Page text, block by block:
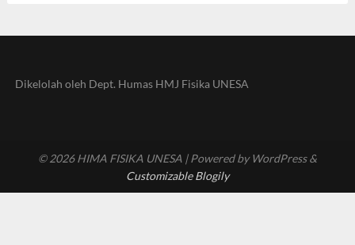
Dikelolah oleh Dept. Humas HMJ Fisika UNESA
© 2026 HIMA FISIKA UNESA | Powered by WordPress &
Customizable Blogily